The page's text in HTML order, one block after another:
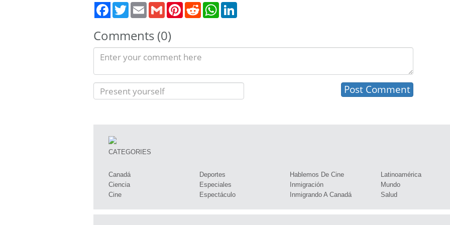
TwitterEmail Gmail PinterestRedditWhatsApp
Comments (0)
CATEGORIES
Canadá
Ciencia
Cine
Deportes
Especiales
Espectáculo
Hablemos De Cine
Inmigración
Inmigrando A Canadá
Latinoamérica
Mundo
Salud